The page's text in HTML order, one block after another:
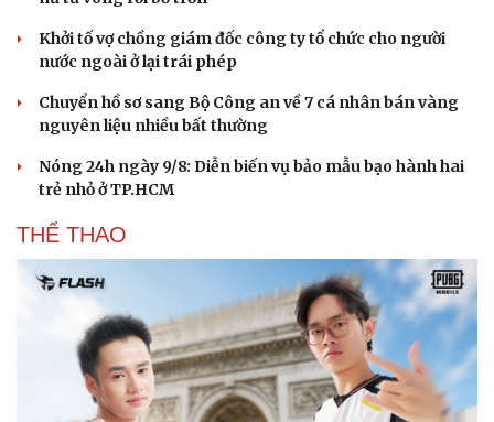
Khởi tố vợ chồng giám đốc công ty tổ chức cho người
nước ngoài ở lại trái phép
Chuyển hồ sơ sang Bộ Công an về 7 cá nhân bán vàng
nguyên liệu nhiều bất thường
Nóng 24h ngày 9/8: Diễn biến vụ bảo mẫu bạo hành hai
trẻ nhỏ ở TP.HCM
THỂ THAO